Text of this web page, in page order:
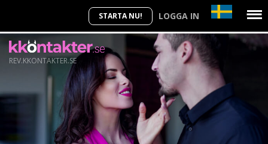
STARTA NU! LOGGA IN
REV.KKONTAKTER.SE